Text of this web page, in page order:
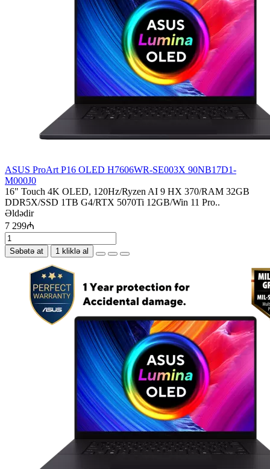
ASUS ProArt P16 OLED H7606WR-SE003X 90NB17D1-
M000J0
16" Touch 4K OLED, 120Hz/Ryzen AI 9 HX 370/RAM 32GB
DDR5X/SSD 1TB G4/RTX 5070Ti 12GB/Win 11 Pro..
Əldədir
7 299₼
Səbətə at 1 kliklə al